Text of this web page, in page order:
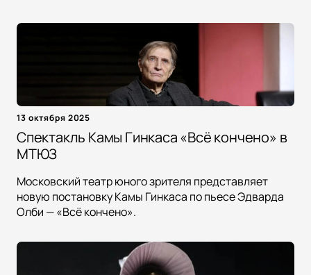
13 октября 2025
Спектакль Камы Гинкаса «Всё кончено» в
МТЮЗ
Московский театр юного зрителя представляет
новую постановку Камы Гинкаса по пьесе Эдварда
Олби — «Всё кончено».